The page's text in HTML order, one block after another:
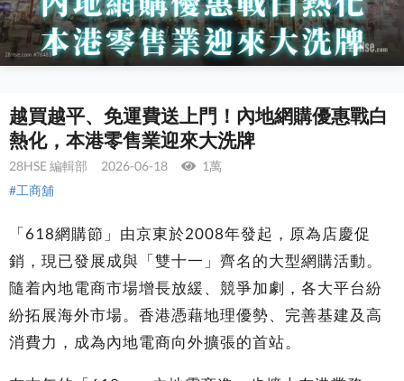
越買越平、免運費送上門！內地網購優惠戰白
熱化，本港零售業迎來大洗牌
28HSE 編輯部 2026-06-18
1萬
#工商舖
「618網購節」由京東於2008年發起，原為店慶促
銷，現已發展成與「雙十一」齊名的大型網購活動。
隨着內地電商市場增長放緩、競爭加劇，各大平台紛
紛拓展海外市場。香港憑藉地理優勢、完善基建及高
消費力，成為內地電商向外擴張的首站。